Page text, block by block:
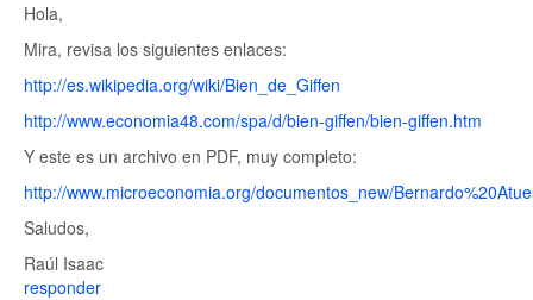
Hola,
Mira, revisa los siguientes enlaces:
http://es.wikipedia.org/wiki/Bien_de_Giffen
http://www.economia48.com/spa/d/bien-giffen/bien-giffen.htm
Y este es un archivo en PDF, muy completo:
http://www.microeconomia.org/documentos_new/
Saludos,
Raúl Isaac
responder